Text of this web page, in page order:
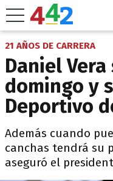
21 AÑOS DE CARRERA
Daniel
domingo y
Deportivo
Además cuando
canchas tendrá su
aseguró el